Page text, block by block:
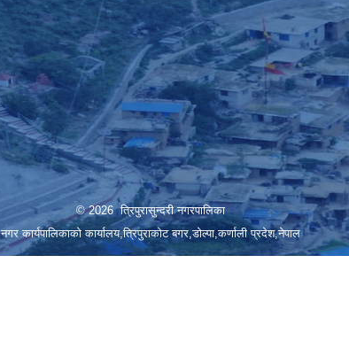
© 2026 त्रिपुरासुन्दरी नगरपालिका
नगर कार्यपालिकाको कार्यालय,त्रिपुराकोट बगर,डोल्पा,कर्णाली प्रदेश,नेपाल